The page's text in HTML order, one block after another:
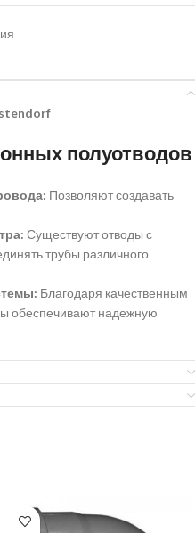
полуотводов
Позволяют создавать
Существуют отводы с
трубы различного
Благодаря качественным
обеспечивают надежную